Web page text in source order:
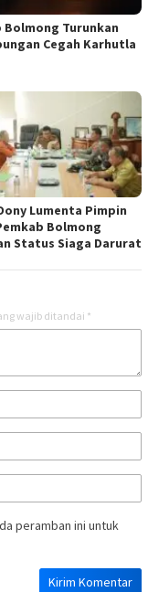
Bolmong Turunkan
Cegah Karhutla
Lumenta Pimpin
Bolmong
Status Siaga Darurat
wajib ditandai *
peramban ini untuk